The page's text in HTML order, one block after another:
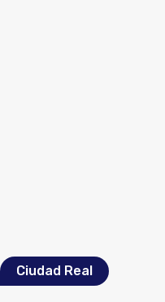
Ciudad Real